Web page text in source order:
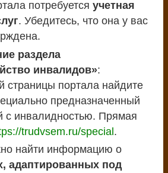
потребуетсяучетная
. Убедитесь, что она у вас
раздела
инвалидов»:
страницы портала найдите
предназначенный
с инвалидностью. Прямая
trudvsem.ru/special.
найти информацию о
адаптированных под